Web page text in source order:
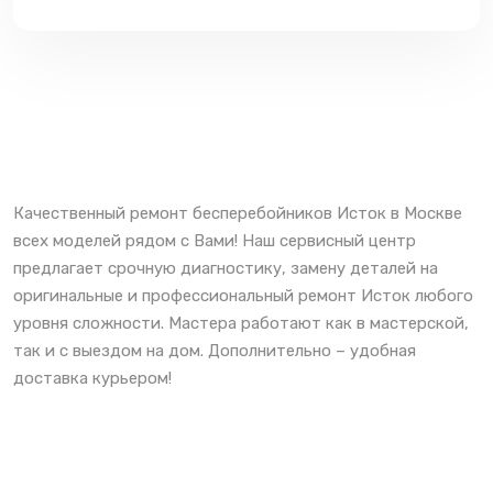
Качественный ремонт бесперебойников Исток в Москве
всех моделей рядом с Вами! Наш сервисный центр
предлагает срочную диагностику, замену деталей на
оригинальные и профессиональный ремонт Исток любого
уровня сложности. Мастера работают как в мастерской,
так и с выездом на дом. Дополнительно – удобная
доставка курьером!